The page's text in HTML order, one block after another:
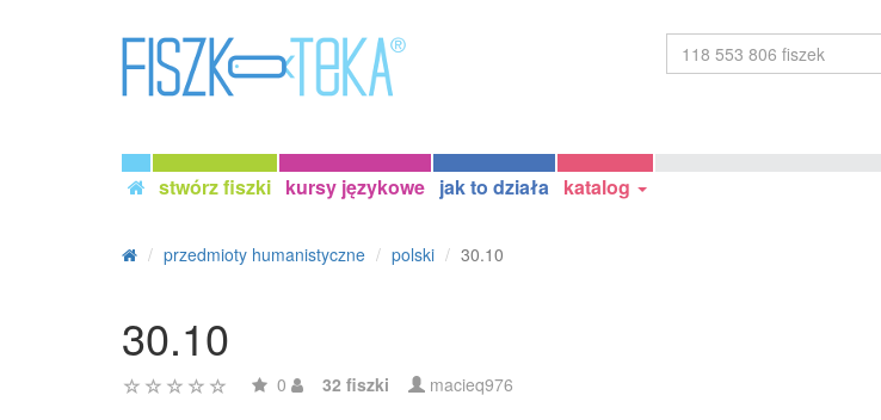
stwórz fiszki kursy językowe jak to działa katalog
przedmioty humanistyczne polski 30.10
30.10
0 32 fiszki macieq976